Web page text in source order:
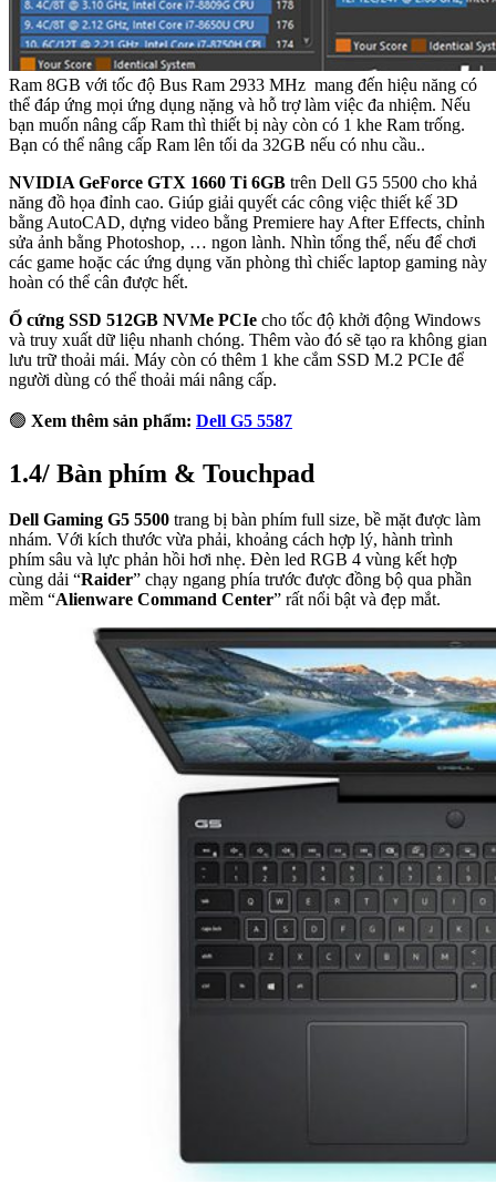
Ram 8GB với tốc độ Bus Ram 2933 MHz mang đến hiệu năng có
thể đáp ứng mọi ứng dụng nặng và hỗ trợ làm việc đa nhiệm. Nếu
bạn muốn nâng cấp Ram thì thiết bị này còn có 1 khe Ram trống.
Bạn có thể nâng cấp Ram lên tối da 32GB nếu có nhu cầu..
NVIDIA GeForce GTX 1660 Ti 6GB trên Dell G5 5500 cho khả
năng đồ họa đỉnh cao. Giúp giải quyết các công việc thiết kế 3D
bằng AutoCAD, dựng video bằng Premiere hay After Effects, chỉnh
sửa ảnh bằng Photoshop, … ngon lành. Nhìn tổng thể, nếu để chơi
các game hoặc các ứng dụng văn phòng thì chiếc laptop gaming này
hoàn có thể cân được hết.
Ổ cứng SSD 512GB NVMe PCIe cho tốc độ khởi động Windows
và truy xuất dữ liệu nhanh chóng. Thêm vào đó sẽ tạo ra không gian
lưu trữ thoải mái. Máy còn có thêm 1 khe cắm SSD M.2 PCIe để
người dùng có thể thoải mái nâng cấp.
🟢 Xem thêm sản phẩm: Dell G5 5587
1.4/ Bàn phím & Touchpad
Dell Gaming G5 5500 trang bị bàn phím full size, bề mặt được làm
nhám. Với kích thước vừa phải, khoảng cách hợp lý, hành trình
phím sâu và lực phản hồi hơi nhẹ. Đèn led RGB 4 vùng kết hợp
cùng dải “Raider” chạy ngang phía trước được đồng bộ qua phần
mềm “Alienware Command Center” rất nổi bật và đẹp mắt.